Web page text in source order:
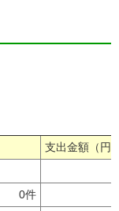
支出金額（円
0件